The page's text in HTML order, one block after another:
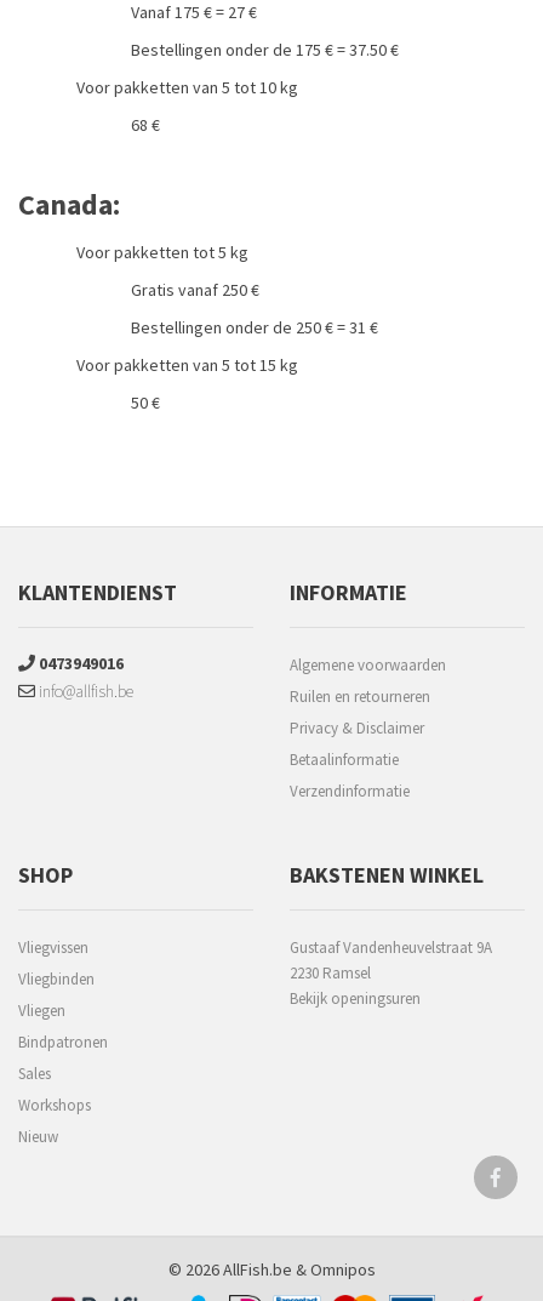
Vanaf 175 € = 27 €
Bestellingen onder de 175 € = 37.50 €
Voor pakketten van 5 tot 10 kg
68 €
Canada:
Voor pakketten tot 5 kg
Gratis vanaf 250 €
Bestellingen onder de 250 € = 31 €
Voor pakketten van 5 tot 15 kg
50 €
KLANTENDIENST
0473949016
info@allfish.be
INFORMATIE
Algemene voorwaarden
Ruilen en retourneren
Privacy & Disclaimer
Betaalinformatie
Verzendinformatie
SHOP
Vliegvissen
Vliegbinden
Vliegen
Bindpatronen
Sales
Workshops
Nieuw
BAKSTENEN WINKEL
Gustaaf Vandenheuvelstraat 9A
2230 Ramsel
Bekijk openingsuren
© 2026 AllFish.be &Omnipos